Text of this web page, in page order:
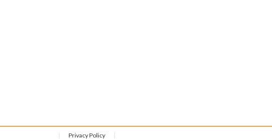
Privacy Policy